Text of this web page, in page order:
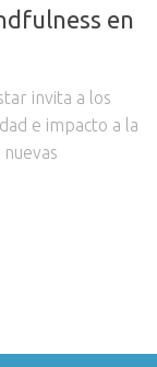
en
invita a los
e impacto a la